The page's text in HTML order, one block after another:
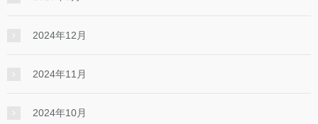
2024年12月
2024年11月
2024年10月